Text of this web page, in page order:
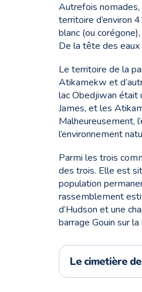
Autrefois nomades,
territoire d’environ
blanc (ou
De la tête des
Le territoire de la
Atikamekw et
lac Obedjiwan était
James, et les
Malheureusement,
l’environnement
Parmi les trois
des trois. Elle est
population
rassemblement
d’Hudson et une
barrage Gouin sur
Le cimetière